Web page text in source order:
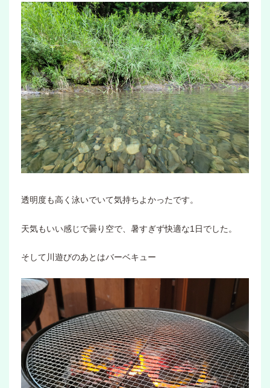
透明度も高く泳いでいて気持ちよかったです。
天気もいい感じで曇り空で、暑すぎず快適な1日でした。
そして川遊びのあとはバーベキュー